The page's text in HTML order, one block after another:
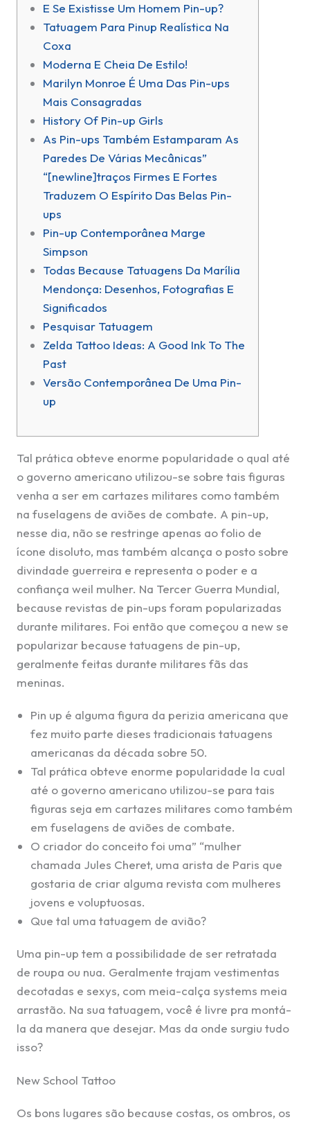
E Se Existisse Um Homem Pin-up?
Tatuagem Para Pinup Realística Na
Coxa
Moderna E Cheia De Estilo!
Marilyn Monroe É Uma Das Pin-ups
Mais Consagradas
History Of Pin-up Girls
As Pin-ups Também Estamparam As
Paredes De Várias Mecânicas”
“[newline]traços Firmes E Fortes
Traduzem O Espírito Das Belas Pin-
ups
Pin-up Contemporânea Marge
Simpson
Todas Because Tatuagens Da Marília
Mendonça: Desenhos, Fotografias E
Significados
Pesquisar Tatuagem
Zelda Tattoo Ideas: A Good Ink To The
Past
Versão Contemporânea De Uma Pin-
up
Tal prática obteve enorme popularidade o qual até
o governo americano utilizou-se sobre tais figuras
venha a ser em cartazes militares como também
na fuselagens de aviões de combate. A pin-up,
nesse dia, não se restringe apenas ao folio de
ícone disoluto, mas também alcança o posto sobre
divindade guerreira e representa o poder e a
confiança weil mulher. Na Tercer Guerra Mundial,
because revistas de pin-ups foram popularizadas
durante militares. Foi então que começou a new se
popularizar because tatuagens de pin-up,
geralmente feitas durante militares fãs das
meninas.
Pin up é alguma figura da perizia americana que
fez muito parte dieses tradicionais tatuagens
americanas da década sobre 50.
Tal prática obteve enorme popularidade la cual
até o governo americano utilizou-se para tais
figuras seja em cartazes militares como também
em fuselagens de aviões de combate.
O criador do conceito foi uma” “mulher
chamada Jules Cheret, uma arista de Paris que
gostaria de criar alguma revista com mulheres
jovens e voluptuosas.
Que tal uma tatuagem de avião?
Uma pin-up tem a possibilidade de ser retratada
de roupa ou nua. Geralmente trajam vestimentas
decotadas e sexys, com meia-calça systems meia
arrastão. Na sua tatuagem, você é livre pra montá-
la da manera que desejar. Mas da onde surgiu tudo
isso?
New School Tattoo
Os bons lugares são because costas, os ombros, os